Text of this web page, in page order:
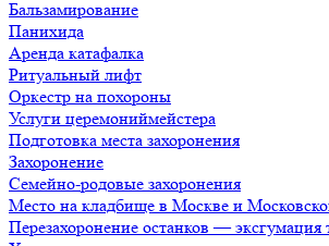
Бальзамирование
Панихида
Аренда катафалка
Ритуальный лифт
Оркестр на похороны
Услуги церемониймейстера
Подготовка места захоронения
Захоронение
Семейно-родовые захоронения
Место на кладбище в Москве и
Перезахоронение останков — эксгумация